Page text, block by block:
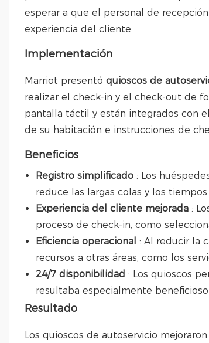
esperar a que el personal de
experiencia del cliente.
Implementación
Marriot presentó quioscos de
realizar el check-in y el check-out de
pantalla táctil y están integrados con
de su habitación e instrucciones de
Beneficios
Registro simplificado : Los
reduce las largas colas y los
Experiencia del cliente mejorada :
proceso de check-in, como
Eficiencia operacional : Al reducir la
recursos a otras áreas, como los
24/7 disponibilidad : Los quioscos
resultaba especialmente
Resultado
Los quioscos de autoservicio